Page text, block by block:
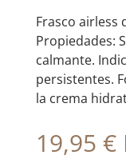
Frasco airless
Propiedades:
calmante.
persistentes.
la crema
19,95 €